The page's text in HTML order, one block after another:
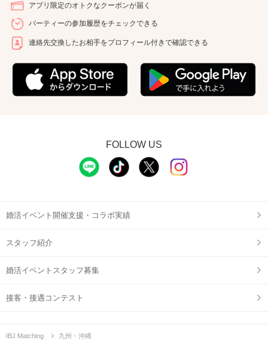
アプリ限定のオトクなクーポンが届く
パーティーの参加履歴をチェックできる
連絡先交換したお相手をプロフィール付きで確認できる
FOLLOW US
婚活イベント開催支援・コラボ実績
スタッフ紹介
婚活イベントスタッフ募集
接客・接遇コンテスト
IBJ Matching 九州・沖縄